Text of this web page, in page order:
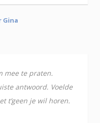
Gina
mee te praten.
antwoord. Voelde
t’geen je wil horen.